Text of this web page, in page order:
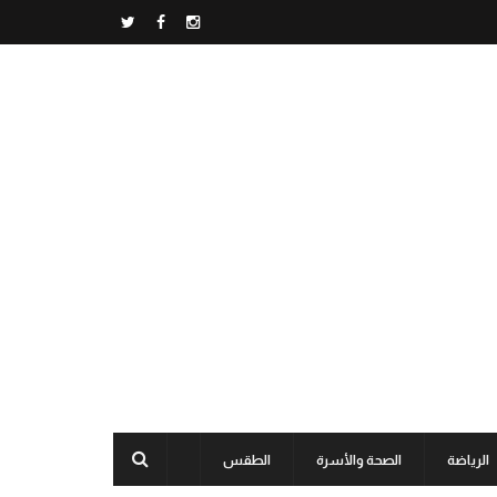
الرياضة الصحة والأسرة الطقس